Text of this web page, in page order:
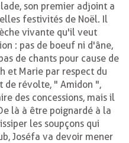
son premier adjoint a
festivités de Noël. Il
vivante qu'il veut
: pas de boeuf ni d'âne,
de chants pour cause de
et Marie par respect du
de révolte, " Amidon ",
des concessions, mais il
là à être poignardé à la
les soupçons qui
Joséfa va devoir mener